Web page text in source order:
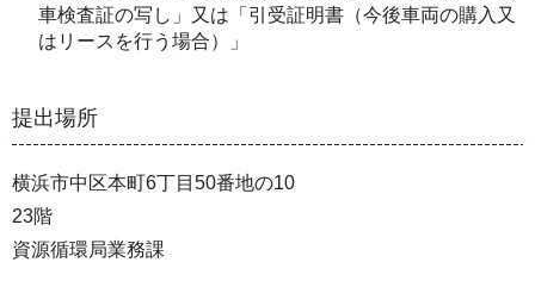
車検査証の写し」又は「引受証明書（今後車両の購入又
はリースを行う場合）」
提出場所
横浜市中区本町6丁目50番地の10
23階
資源循環局業務課